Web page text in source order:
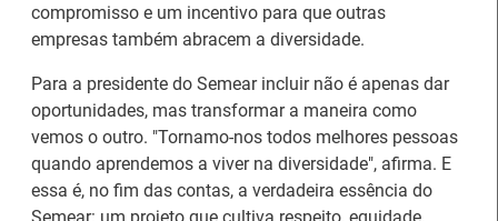
compromisso e um incentivo para que outras
empresas também abracem a diversidade.
Para a presidente do Semear incluir não é apenas dar
oportunidades, mas transformar a maneira como
vemos o outro. "Tornamo-nos todos melhores pessoas
quando aprendemos a viver na diversidade", afirma. E
essa é, no fim das contas, a verdadeira essência do
Notícias disponíveis(2623)